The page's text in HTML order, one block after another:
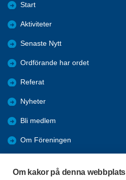
Om kakor på denna webbplats
Start
Aktiviteter
Senaste Nytt
Ordförande har ordet
Referat
Nyheter
Bli medlem
Om Föreningen